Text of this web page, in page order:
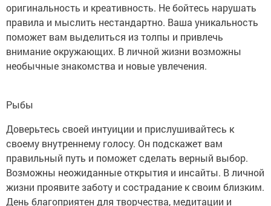
оригинальность и креативность. Не бойтесь нарушать
правила и мыслить нестандартно. Ваша уникальность
поможет вам выделиться из толпы и привлечь
внимание окружающих. В личной жизни возможны
необычные знакомства и новые увлечения.
Рыбы
Доверьтесь своей интуиции и прислушивайтесь к
своему внутреннему голосу. Он подскажет вам
правильный путь и поможет сделать верный выбор.
Возможны неожиданные открытия и инсайты. В личной
жизни проявите заботу и сострадание к своим близким.
День благоприятен для творчества, медитации и